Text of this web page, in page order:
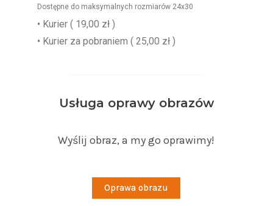
Dostępne do maksymalnych rozmiarów 24x30
• Kurier ( 19,00 zł )
• Kurier za pobraniem ( 25,00 zł )
Usługa oprawy obrazów
Wyślij obraz, a my go oprawimy!
Oprawa obrazu